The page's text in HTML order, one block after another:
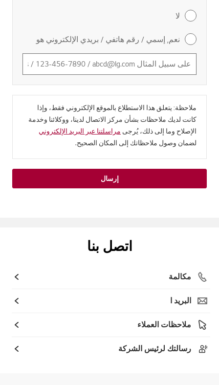
لا
نعم, إسمي / رقم هاتفي / بريدي الإلكتروني هو
ملاحظة: يتعلق هذا الاستطلاع بالموقع الإلكتروني فقط، وإذا
كانت لديك ملاحظات بشأن مركز الاتصال لدينا، ووكلائنا وخدمة
الإصلاح وما إلى ذلك، يُرجى مراسلتنا عبر البريد الإلكتروني
لضمان وصول ملاحظاتك إلى المكان الصحيح.
إرسال
اتصل بنا
مكالمة
البريد ا
ملاحظات العملاء
رسالتك لرئيس الشركة